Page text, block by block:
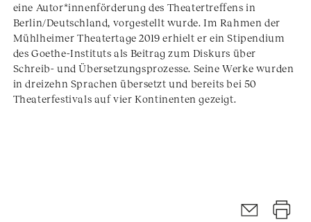
eine Autor*innenförderung des Theatertreffens in
Berlin/Deutschland, vorgestellt wurde. Im Rahmen der
Mühlheimer Theatertage 2019 erhielt er ein Stipendium
des Goethe-Instituts als Beitrag zum Diskurs über
Schreib- und Übersetzungsprozesse. Seine Werke wurden
in dreizehn Sprachen übersetzt und bereits bei 50
Theaterfestivals auf vier Kontinenten gezeigt.